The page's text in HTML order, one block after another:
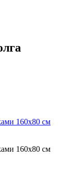
160х80 см
160х80 см